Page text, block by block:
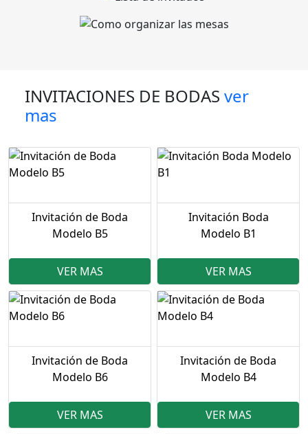
INVITACIONES DE BODAS ver
mas
Invitación de Boda
Modelo B5
VER MAS
Invitación Boda
Modelo B1
VER MAS
Invitación de Boda
Modelo B6
VER MAS
Invitación de Boda
Modelo B4
VER MAS